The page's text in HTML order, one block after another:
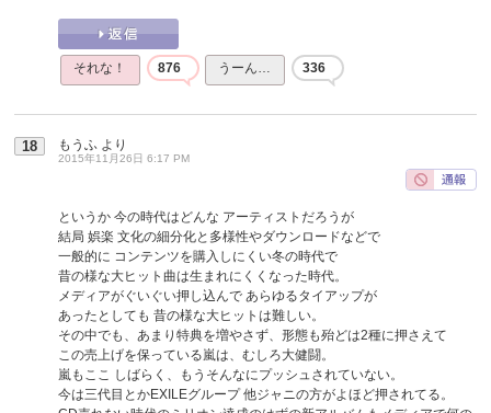
それな！ 876 うーん… 336
18 もうふ より
2015年11月26日 6:17 PM
というか 今の時代はどんな アーティストだろうが
結局 娯楽 文化の細分化と多様性やダウンロードなどで
一般的に コンテンツを購入しにくい冬の時代で
昔の様な大ヒット曲は生まれにくくなった時代。
メディアがぐいぐい押し込んで あらゆるタイアップが
あったとしても 昔の様な大ヒットは難しい。
その中でも、あまり特典を増やさず、形態も殆どは2種に押さえて
この売上げを保っている嵐は、むしろ大健闘。
嵐もここ しばらく、もうそんなにプッシュされていない。
今は三代目とかEXILEグループ 他ジャニの方がよほど押されてる。